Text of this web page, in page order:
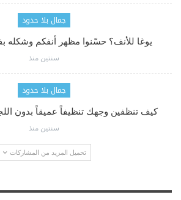
جمال بلا حدود
يوغا للأنف؟ حسّنوا مظهر أنفكم وشكله
سنتين منذ
جمال بلا حدود
كيف تنظفين وجهك تنظيفاً عميقاً بدون
سنتين منذ
تحميل المزيد من المشاركات